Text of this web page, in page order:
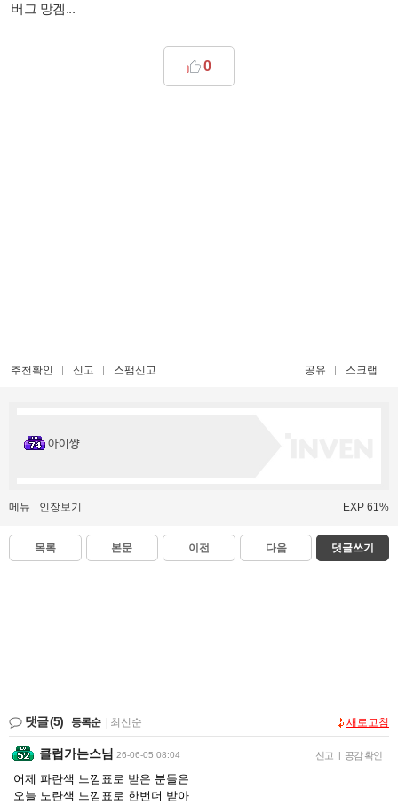
버그 망겜...
0
추천확인 신고 스팸신고 공유 스크랩
아이썅
메뉴 인장보기 EXP 61%
목록 본문 이전 다음 댓글쓰기
댓글(5) 등록순 최신순 새로고침
클럽가는스님 26-06-05 08:04 신고 | 공감 확인
어제 파란색 느낌표로 받은 분들은
오늘 노란색 느낌표로 한번더 받아